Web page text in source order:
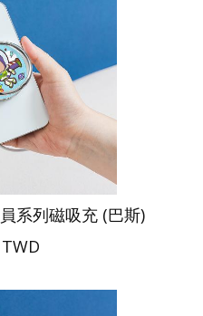
系列磁吸充 (巴斯)